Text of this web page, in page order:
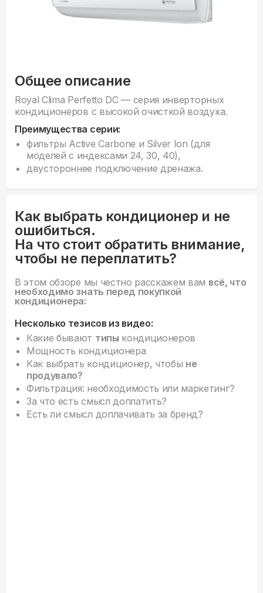
Общее описание
Royal Clima Perfetto DC — серия инверторных
кондиционеров с высокой очисткой воздуха.
Преимущества серии:
фильтры Active Carbone и Silver Ion (для
моделей с индексами 24, 30, 40),
двустороннее подключение дренажа.
Как выбрать кондиционер и не
ошибиться.
На что стоит обратить внимание,
чтобы не переплатить?
В этом обзоре мы честно расскажем вам всё, что
необходимо знать перед покупкой
кондиционера:
Несколько тезисов из видео:
Какие бывают типы кондиционеров
Мощность кондиционера
Как выбрать кондиционер, чтобы не
продувало?
Фильтрация: необходимость или маркетинг?
За что есть смысл доплатить?
Есть ли смысл доплачивать за бренд?